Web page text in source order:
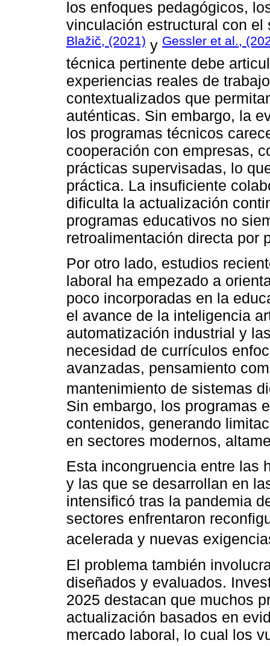
los enfoques pedagógicos,
vinculación estructural con
Blažič, (2021) y Gessler et al.,
técnica pertinente debe
experiencias reales de
contextualizados que
auténticas. Sin embargo, la
los programas técnicos
cooperación con empresas,
prácticas supervisadas, lo
práctica. La insuficiente
dificulta la actualización
programas educativos no
retroalimentación directa por
Por otro lado, estudios
laboral ha empezado a
poco incorporadas en la
el avance de la inteligencia
automatización industrial y
necesidad de currículos
avanzadas, pensamiento
mantenimiento de sistemas
Sin embargo, los programas
contenidos, generando
en sectores modernos,
Esta incongruencia entre las
y las que se desarrollan en
intensificó tras la pandemia
sectores enfrentaron
acelerada y nuevas
El problema también
diseñados y evaluados.
2025 destacan que muchos
actualización basados en
mercado laboral, lo cual los